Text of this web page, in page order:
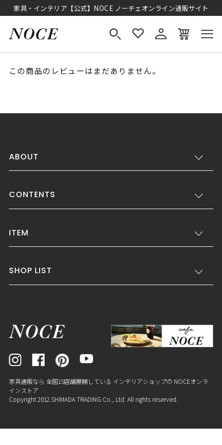
家具・インテリア【公式】NOCE ノーチェオンライン通販サイト
この商品のレビューはまだありません。
ABOUT
CONTENTS
ITEM
SHOP LIST
家具通販なら 全国15店舗展開している インテリアショップの NOCEオンラ
インストア
Copyright 2012 SHIMADA TRADING Co., Ltd. All rights reserved.